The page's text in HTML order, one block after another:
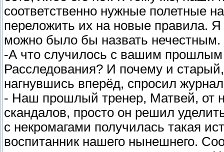
соответственно нужные полетные
переложить их на новые правила. Я
можно было бы назвать
-А что случилось с вашим
Расследования? И почему и
нагнувшись вперёд, спросил
- Наш прошлый тренер, Матвей, от
скандалов, просто он решил
с некромагами получилась такая
воспитанник нашего нынешнего.